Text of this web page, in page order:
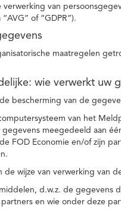
van
of “GDPR”).
maatregelen
wie verwerkt uw
bescherming van de
van het
meegedeeld aan
FOD Economie en/of zijn
wijze van verwerking van
d.w.z. de gegevens
en wie onder deze